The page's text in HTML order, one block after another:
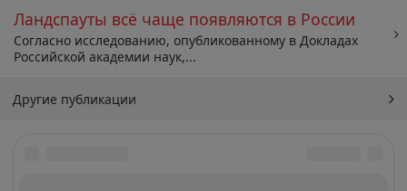
Ландспауты всё чаще появляются в России
Согласно исследованию, опубликованному в Докладах
Российской академии наук,...
Другие публикации